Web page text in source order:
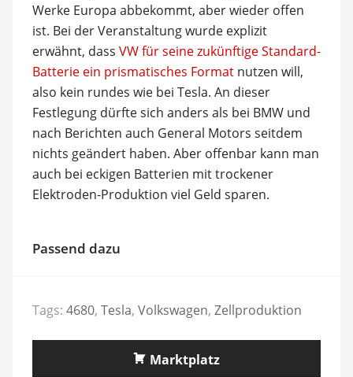
Werke Europa abbekommt, aber wieder offen
ist. Bei der Veranstaltung wurde explizit
erwähnt, dass VW für seine zukünftige Standard-
Batterie ein prismatisches Formatnutzen will,
also kein rundes wie bei Tesla. An dieser
Festlegung dürfte sich anders als bei BMW und
nach Berichten auch General Motors seitdem
nichts geändert haben. Aber offenbar kann man
auch bei eckigen Batterien mit trockener
Elektroden-Produktion viel Geld sparen.
Passend dazu
Tags: 4680, Tesla, Volkswagen, Zellproduktion
Marktplatz